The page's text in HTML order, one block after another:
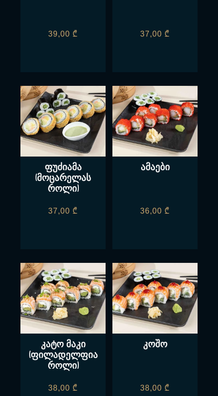
39,00 ₾ 37,00 ₾
ფუძიამა
(მოცარელას
როლი)
37,00 ₾
ამაები
36,00 ₾
კატო მაკი
(ფილადელფია
როლი)
38,00 ₾
კოშო
38,00 ₾